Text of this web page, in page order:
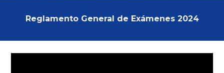
Reglamento General de Exámenes 2024